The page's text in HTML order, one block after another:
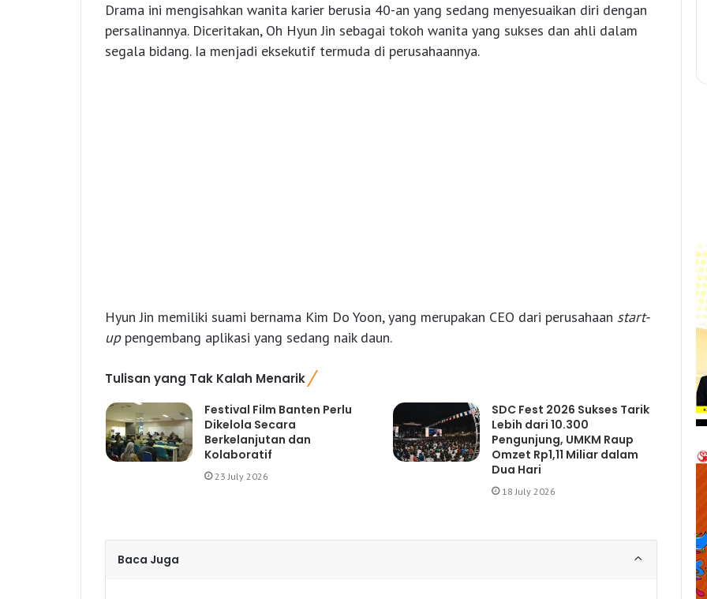
Drama ini mengisahkan wanita karier berusia 40-an yang sedang menyesuaikan diri dengan
persalinannya. Diceritakan, Oh Hyun Jin sebagai tokoh wanita yang sukses dan ahli dalam
segala bidang. Ia menjadi eksekutif termuda di perusahaannya.
Hyun Jin memiliki suami bernama Kim Do Yoon, yang merupakan CEO dari perusahaan start-
uppengembang aplikasi yang sedang naik daun.
Tulisan yang Tak Kalah Menarik
Festival Film Banten Perlu
Dikelola Secara
Berkelanjutan dan
Kolaboratif
23 July 2026
SDC Fest 2026 Sukses Tarik
Lebih dari 10.300
Pengunjung, UMKM Raup
Omzet Rp1,11 Miliar dalam
Dua Hari
18 July 2026
Baca Juga